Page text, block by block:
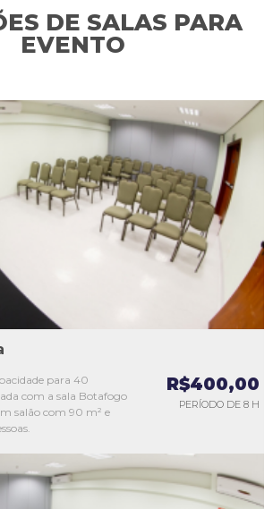
DE SALAS PARA
EVENTO
para 40
com a sala Botafogo
salão com 90 m² e
R$400,00
PERÍODO DE 8 H